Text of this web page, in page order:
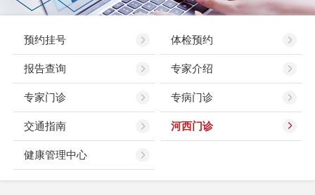
预约挂号 体检预约
报告查询 专家介绍
专家门诊 专病门诊
交通指南 河西门诊
健康管理中心